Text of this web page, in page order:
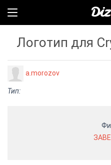
Логотип для
a.morozov
Тип: